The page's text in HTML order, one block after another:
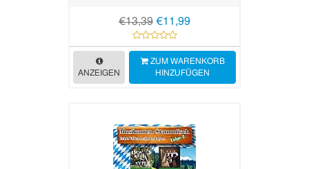
€13,39 €11,99
ANZEIGEN
ZUM WARENKORB
HINZUFÜGEN